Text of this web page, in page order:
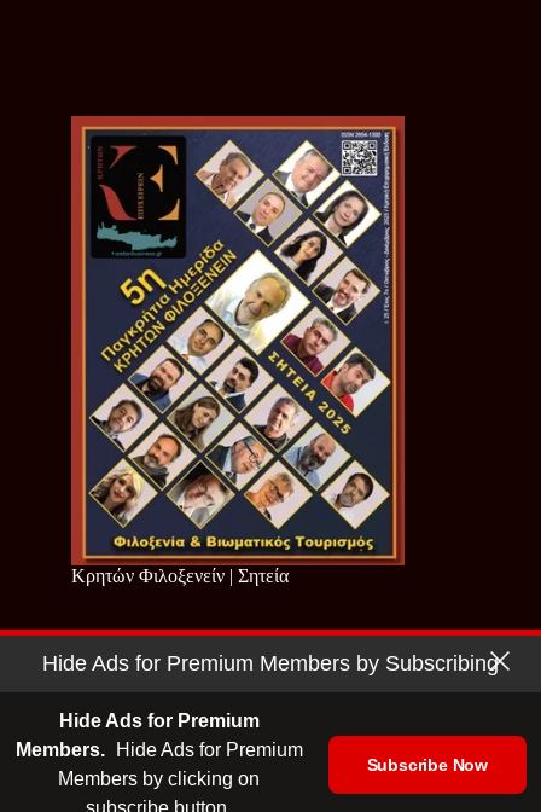
Κρητών Φιλοξενείν | Σητεία
Copyright © 2026 - Cretan Business | Κρητών Επιχειρείν
| Ταυτότητα | Media Kit
Hide Ads for Premium Members by Subscribing
Hide Ads for Premium
Members.
Hide Ads for Premium
Members by clicking on
subscribe button.
Subscribe Now